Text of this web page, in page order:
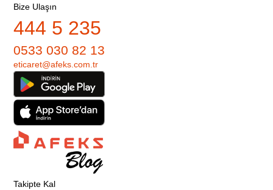
Bize Ulaşın
444 5 235
0533 030 82 13
eticaret@afeks.com.tr
Takipte Kal